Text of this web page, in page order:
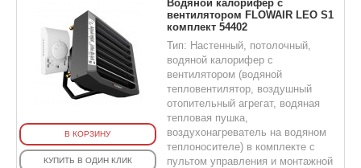
В КОРЗИНУ
КУПИТЬ В ОДИН КЛИК
Водяной калорифер с
вентилятором FLOWAIR LEO S1
комплект 54402
Тип: Настенный, потолочный,
водяной калорифер с
вентилятором (водяной
тепловентилятор, воздушный
отопительный агрегат, водяная
тепловая пушка,
воздухонагреватель на водяном
теплоносителе) в комплекте с
пультом управления и монтажной